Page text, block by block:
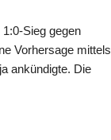
Sieg gegen
Vorhersage mittels
ankündigte. Die